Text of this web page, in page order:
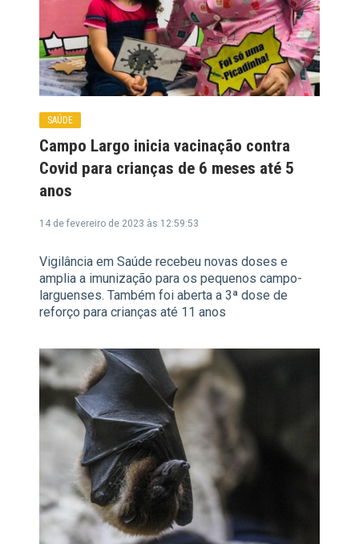
SAÚDE
Campo Largo inicia vacinação contra
Covid para crianças de 6 meses até 5
anos
14 de fevereiro de 2023 às 12:59:53
Vigilância em Saúde recebeu novas doses e
amplia a imunização para os pequenos campo-
larguenses. Também foi aberta a 3ª dose de
reforço para crianças até 11 anos